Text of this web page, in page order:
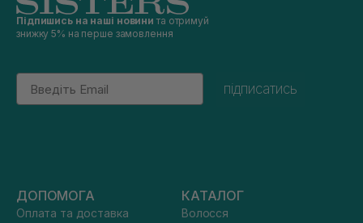
Підпишись на наші новини та отримуй
знижку 5% на перше замовлення
Email
підписатись
ДОПОМОГА
Оплата та доставка
КАТАЛОГ
Волосся